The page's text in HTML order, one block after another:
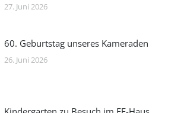
27. Juni 2026
60. Geburtstag unseres Kameraden
26. Juni 2026